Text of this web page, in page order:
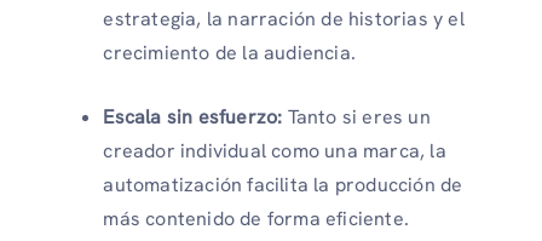
estrategia, la narración de historias y el
crecimiento de la audiencia.
Escala sin esfuerzo: Tanto si eres un
creador individual como una marca, la
automatización facilita la producción de
más contenido de forma eficiente.